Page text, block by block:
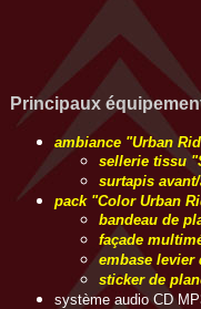
Principaux
ambiance "Urban
sellerie tissu
surtapis
pack "Color Urban
bandeau de
façade
embase levier
sticker de
système audio CD